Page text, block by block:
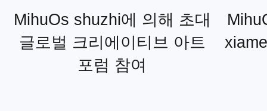
MihuOs shuzhi에 의해 초대
글로벌 크리에이티브 아트
포럼 참여